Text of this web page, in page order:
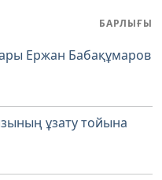
БАРЛЫҒЫ
Ержан Бабақұмаров
ұзату тойына